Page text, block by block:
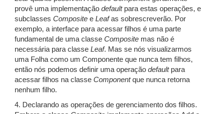
provê uma implementação defaultpara estas operações, e
subclasses Composite e Leafas sobrescreverão. Por
exemplo, a interface para acessar filhos é uma parte
fundamental de uma classe Composite mas não é
necessária para classe Leaf. Mas se nós visualizarmos
uma Folha como um Componente que nunca tem filhos,
então nós podemos definir uma operação defaultpara
acessar filhos na classe Componentque nunca retorna
nenhum filho.
4. Declarando as operações de gerenciamento dos filhos.